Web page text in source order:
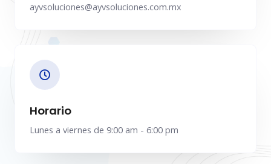
ayvsoluciones@ayvsoluciones.com.mx
Horario
Lunes a viernes de 9:00 am - 6:00 pm